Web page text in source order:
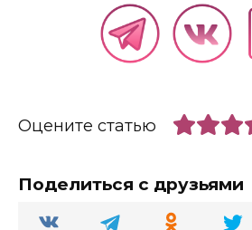
Оцените статью
Поделиться с друзьями